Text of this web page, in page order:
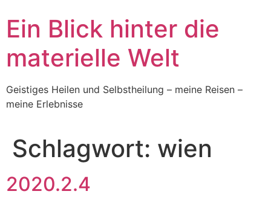
to
content
Ein Blick hinter die
materielle Welt
Geistiges Heilen und Selbstheilung – meine Reisen –
meine Erlebnisse
Schlagwort: wien
2020.2.4